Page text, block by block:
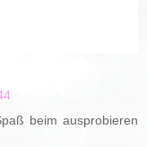
beim ausprobieren